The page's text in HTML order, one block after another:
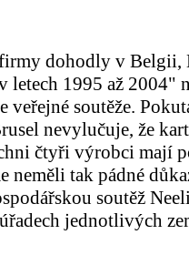
dohodly v Belgii,
letech 1995 až 2004"
soutěže.
nevylučuje, že
čtyři výrobci mají
neměli tak pádné
soutěž
jednotlivých